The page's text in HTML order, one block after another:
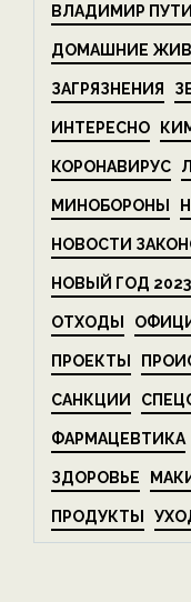
ВЛАДИМИР
ДОМАШНИЕ
ЗАГРЯЗНЕНИЯ
ИНТЕРЕСНО
КОРОНАВИРУС
МИНОБОРОНЫ
НОВОСТИ
НОВЫЙ ГОД 2023
ОТХОДЫ
ПРОЕКТЫ
САНКЦИИ
ФАРМАЦЕВТИКА
ЗДОРОВЬЕ
ПРОДУКТЫ